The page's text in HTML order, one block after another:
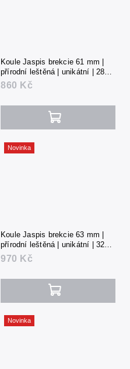
Koule Jaspis brekcie 61 mm |
přírodní leštěná | unikátní | 286 g
| Čína
860 Kč
Novinka
Koule Jaspis brekcie 63 mm |
přírodní leštěná | unikátní | 321 g
| Čína
970 Kč
Novinka